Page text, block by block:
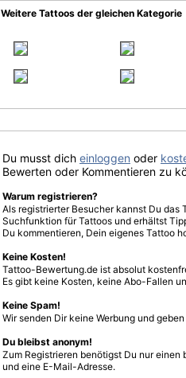
Weitere Tattoos der gleichen Kategorie
Du musst dich einloggen oder
Bewerten oder Kommentieren zu
Warum registrieren?
Als registrierter Besucher kannst Du
Suchfunktion für Tattoos und erhältst
Du kommentieren, Dein eigenes Tattoo
Keine Kosten!
Tattoo-Bewertung.de ist absolut
Es gibt keine Kosten, keine Abo-Fallen
Keine Spam!
Wir senden Dir keine Werbung und
Du bleibst anonym!
Zum Registrieren benötigst Du nur einen
und eine E-Mail-Adresse.